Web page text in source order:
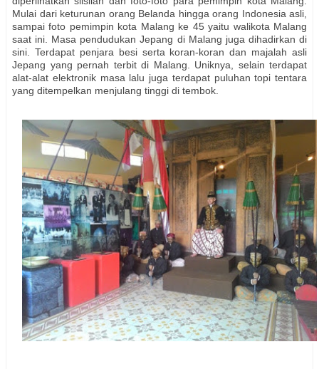
Mulai dari keturunan orang Belanda hingga orang Indonesia asli,
sampai foto pemimpin kota Malang ke 45 yaitu walikota Malang
saat ini. Masa pendudukan Jepang di Malang juga dihadirkan di
sini. Terdapat penjara besi serta koran-koran dan majalah asli
Jepang yang pernah terbit di Malang. Uniknya, selain terdapat
alat-alat elektronik masa lalu juga terdapat puluhan topi tentara
yang ditempelkan menjulang tinggi di tembok.